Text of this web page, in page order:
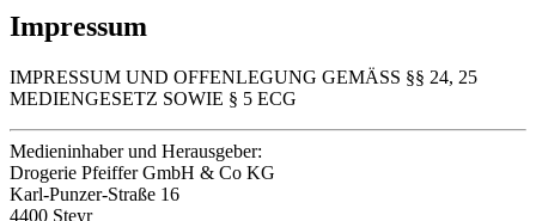
Impressum
IMPRESSUM UND OFFENLEGUNG GEMÄSS §§ 24, 25
MEDIENGESETZ SOWIE § 5 ECG
Medieninhaber und Herausgeber:
Drogerie Pfeiffer GmbH & Co KG
Karl-Punzer-Straße 16
4400 Steyr